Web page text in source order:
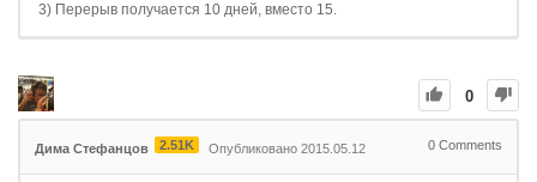
3) Перерыв получается 10 дней, вместо 15.
0
Дима Стефанцов 2.51K Опубликовано 2015.05.12 0 Comments